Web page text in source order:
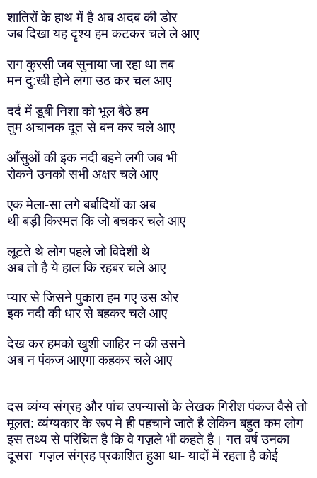
शातिरों के हाथ में है अब अदब की डोर
जब दिखा यह दृश्य हम कटकर चले ले आए
राग कुरसी जब सुनाया जा रहा था तब
मन दु:खी होने लगा उठ कर चल आए
दर्द में डूबी निशा को भूल बैठे हम
तुम अचानक दूत-से बन कर चले आए
आँसुओं की इक नदी बहने लगी जब भी
रोकने उनको सभी अक्षर चले आए
एक मेला-सा लगे बर्बादियों का अब
थी बड़ी किस्मत कि जो बचकर चले आए
लूटते थे लोग पहले जो विदेशी थे
अब तो है ये हाल कि रहबर चले आए
प्यार से जिसने पुकारा हम गए उस ओर
इक नदी की धार से बहकर चले आए
देख कर हमको खुशी जाहिर न की उसने
अब न पंकज आएगा कहकर चले आए
--
दस व्यंग्य संग्रह और पांच उपन्यासों के लेखक गिरीश पंकज वैसे तो
मूलत: व्यंग्यकार के रूप मे ही पहचाने जाते है लेकिन बहुत कम लोग
इस तथ्य से परिचित है कि वे गज़़ले भी कहते है। गत वर्ष उनका
दूसरा गज़़ल संग्रह प्रकाशित हुआ था- यादों में रहता है कोई